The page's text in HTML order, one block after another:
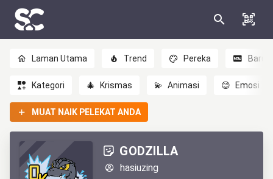
Laman Utama Trend Pereka Baru
Kategori 🎄 Krismas 💫 Animasi 😊 Emosi
MUAT NAIK PELEKAT ANDA
GODZILLA
hasiuzing